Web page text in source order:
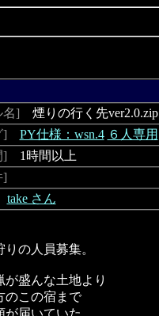
名] 煙りの行く先ver2.0.zip
]
PY仕様：wsn.4 ６人専用
] 1時間以上
]
take さん
りの人員募集。
が盛んな土地より
のこの宿まで
が届いていた。